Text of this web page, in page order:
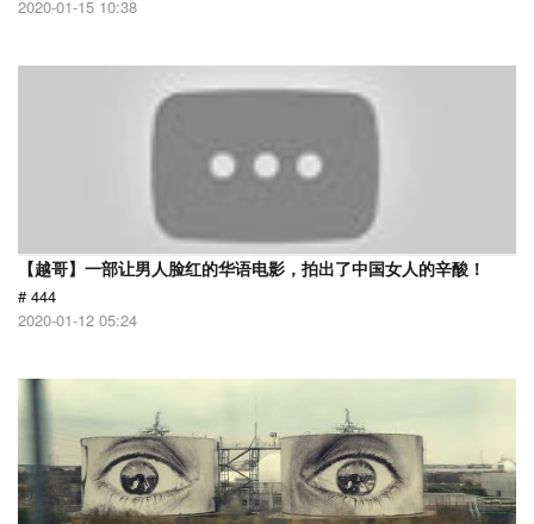
2020-01-15 10:38
【越哥】一部让男人脸红的华语电影，拍出了中国女人的辛酸！
# 444
2020-01-12 05:24